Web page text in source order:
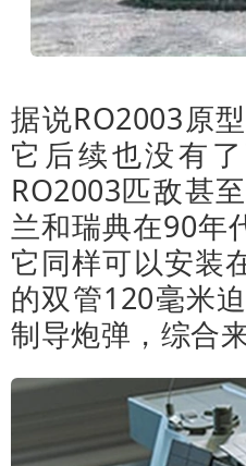
据说RO2003原
它后续也没有
RO2003匹敌甚
兰和瑞典在90年
它同样可以安装
的双管120毫米
制导炮弹，综合